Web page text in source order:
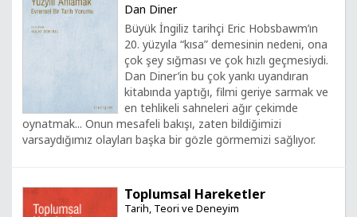
Dan Diner
Büyük İngiliz tarihçi Eric Hobsbawm’ın
20. yüzyıla “kısa” demesinin nedeni, ona
çok şey sığması ve çok hızlı geçmesiydi.
Dan Diner’in bu çok yankı uyandıran
kitabında yaptığı, filmi geriye sarmak ve
en tehlikeli sahneleri ağır çekimde
oynatmak... Onun mesafeli bakışı, zaten bildiğimizi
varsaydığımız olayları başka bir gözle görmemizi sağlıyor.
Toplumsal Hareketler
Tarih, Teori ve Deneyim